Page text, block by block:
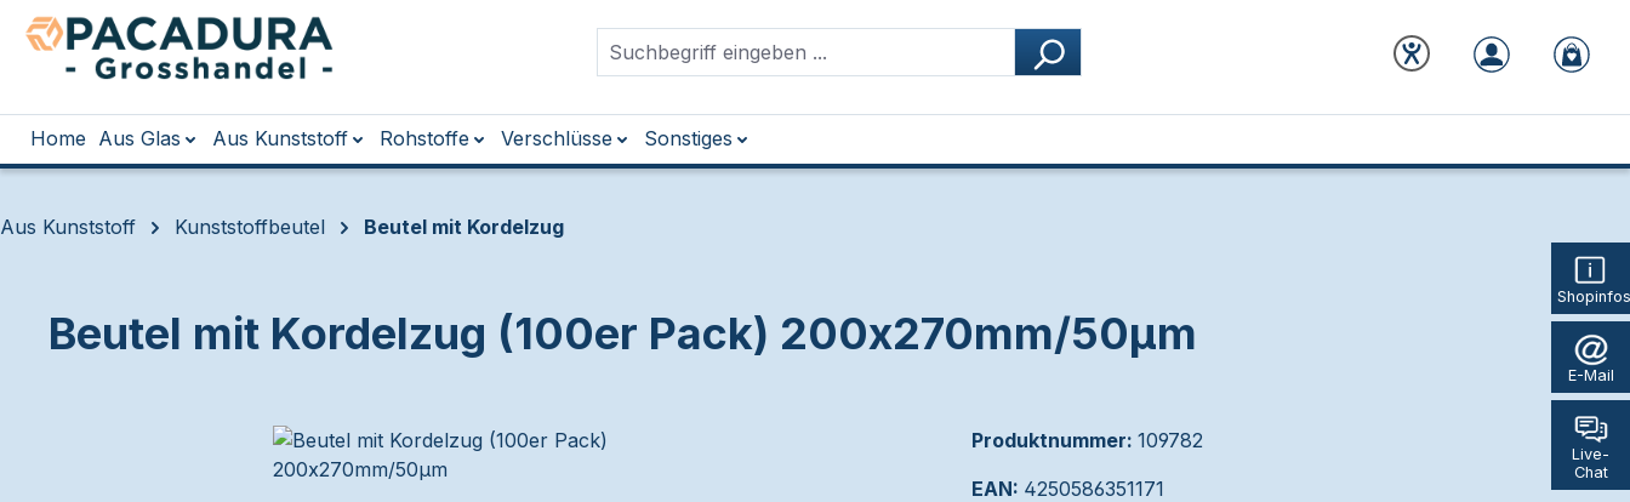
Hauptinhalt springen
Zur Suche springen
Zur Hauptnavigation springen
E-Mail
Live-
Chat
Home Aus Glas Aus Kunststoff Rohstoffe Verschlüsse Sonstiges
Aus Kunststoff Kunststoffbeutel Beutel mit Kordelzug
Beutel mit Kordelzug (100er Pack) 200x270mm/50µm
Produktnummer: 109782
EAN: 4250586351171